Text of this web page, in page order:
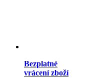
Bezplatné
vrácení zboží